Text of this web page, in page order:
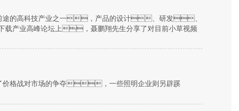
前途的高科技产业之一，产品的设计、研发、
产业高峰论坛上，聂鹏翔先生分享了对目前小草视频
价格战对市场的争夺，一些照明企业则另辟蹊